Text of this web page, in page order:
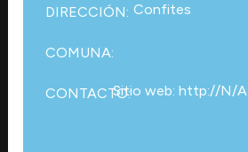
DIRECCIÓN: Confites
COMUNA:
CONTACTO:Sitio web: http://N/A